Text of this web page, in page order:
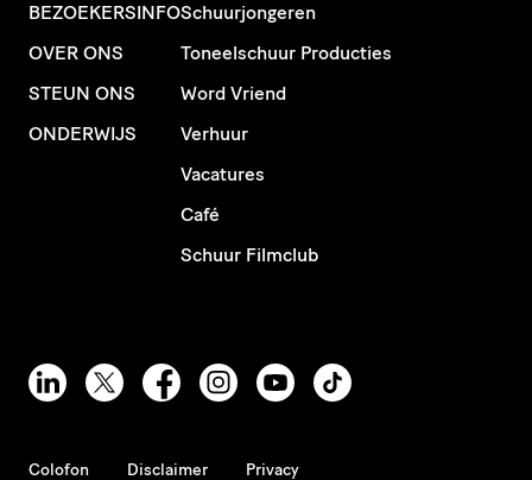
BEZOEKERSINFO
OVER ONS
STEUN ONS
ONDERWIJS
Schuurjongeren
Toneelschuur Producties
Word Vriend
Verhuur
Vacatures
Café
Schuur Filmclub
Colofon Disclaimer Privacy